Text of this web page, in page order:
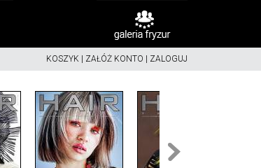
KOSZYK ZAŁÓŻ KONTO ZALOGUJ